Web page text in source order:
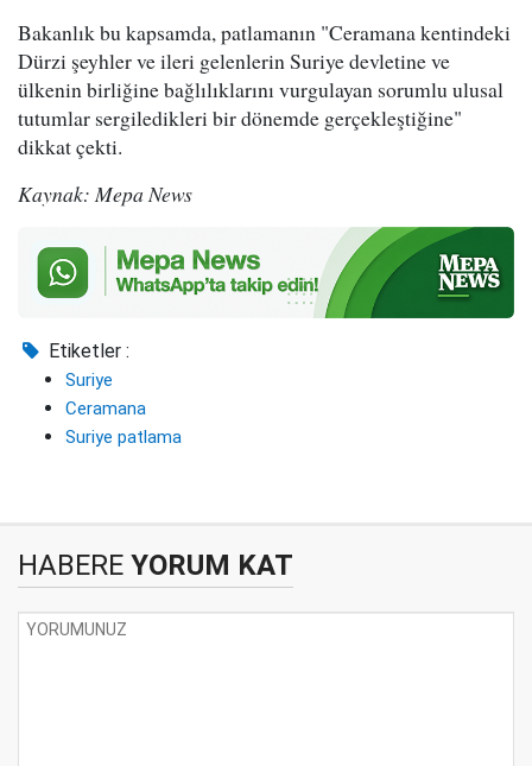
Bakanlık bu kapsamda, patlamanın "Ceramana kentindeki
Dürzi şeyhler ve ileri gelenlerin Suriye devletine ve
ülkenin birliğine bağlılıklarını vurgulayan sorumlu ulusal
tutumlar sergiledikleri bir dönemde gerçekleştiğine"
dikkat çekti.
Kaynak: Mepa News
Etiketler :
Suriye
Ceramana
Suriye patlama
HABERE YORUM KAT